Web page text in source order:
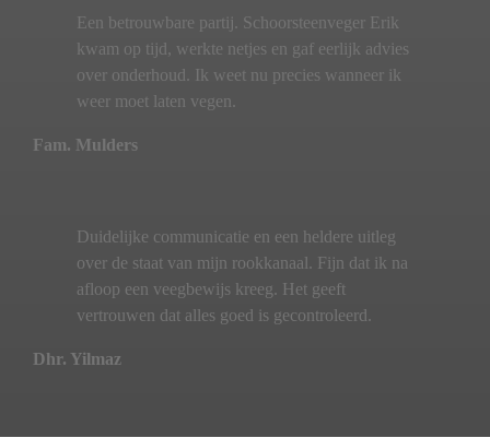
Een betrouwbare partij. Schoorsteenveger Erik
kwam op tijd, werkte netjes en gaf eerlijk advies
over onderhoud. Ik weet nu precies wanneer ik
weer moet laten vegen.
Fam. Mulders
Duidelijke communicatie en een heldere uitleg
over de staat van mijn rookkanaal. Fijn dat ik na
afloop een veegbewijs kreeg. Het geeft
vertrouwen dat alles goed is gecontroleerd.
Dhr. Yilmaz